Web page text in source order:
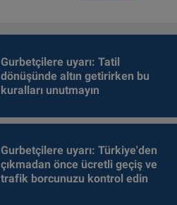
Gurbetçilere uyarı: Tatil
dönüşünde altın getirirken bu
kuralları unutmayın
Gurbetçilere uyarı: Türkiye'den
çıkmadan önce ücretli geçiş ve
trafik borcunuzu kontrol edin